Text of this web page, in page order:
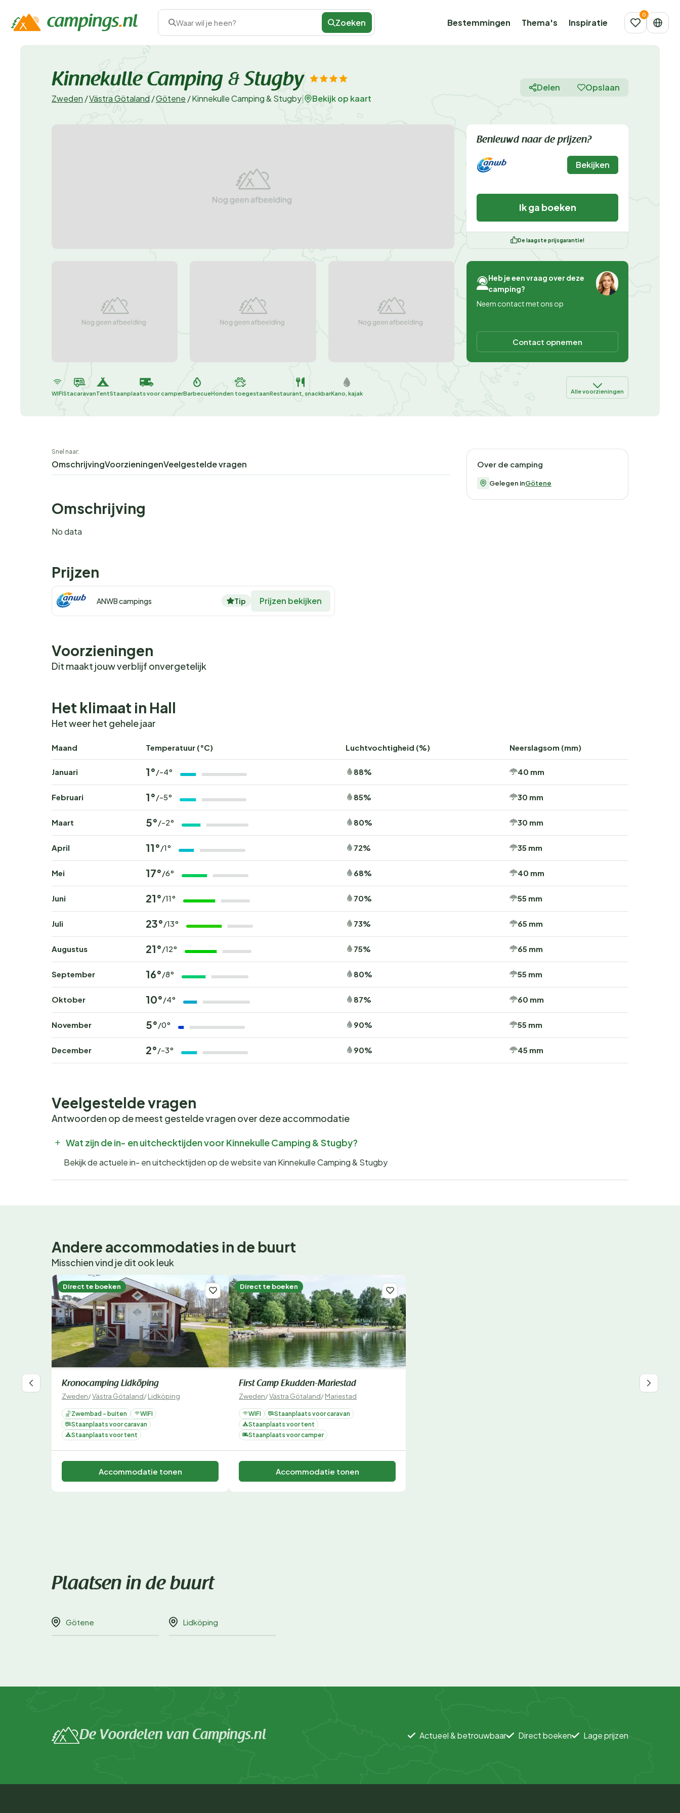
Waar wil je heen? Zoeken Bestemmingen Thema's Inspiratie
Kinnekulle Camping & Stugby
Zweden /Västra Götaland /Götene /Kinnekulle Camping & Stugby Bekijk op kaart
Delen Opslaan
Benieuwd naar de prijzen?
Bekijken
Ik ga boeken
De laagste prijsgarantie!
Heb je een vraag over deze
camping?
Neem contact met ons op
Contact opnemen
WIFIStacaravanTentStaanplaats voor camperBarbecueHonden toegestaanRestaurant, snackbarKano, kajak Alle voorzieningen
Snel naar:
OmschrijvingVoorzieningenVeelgestelde vragen
Omschrijving
No data
Over de camping
Gelegen inGötene
Prijzen
ANWB campings Tip Prijzen bekijken
Voorzieningen
Dit maakt jouw verblijf onvergetelijk
Het klimaat in Hall
Het weer het gehele jaar
Maand Temperatuur (°C) Luchtvochtigheid (%) Neerslagsom (mm)
Januari 1°/-4° 88% 40 mm
Februari 1°/-5° 85% 30 mm
Maart 5°/-2° 80% 30 mm
April 11°/1° 72% 35 mm
Mei 17°/6° 68% 40 mm
Juni 21°/11° 70% 55 mm
Juli 23°/13° 73% 65 mm
Augustus 21°/12° 75% 65 mm
September 16°/8° 80% 55 mm
Oktober 10°/4° 87% 60 mm
November 5°/0° 90% 55 mm
December 2°/-3° 90% 45 mm
Veelgestelde vragen
Antwoorden op de meest gestelde vragen over deze accommodatie
Wat zijn de in- en uitchecktijden voor Kinnekulle Camping & Stugby?
Bekijk de actuele in- en uitchecktijden op de website van Kinnekulle Camping & Stugby
Andere accommodaties in de buurt
Misschien vind je dit ook leuk
Direct te boeken
Kronocamping Lidköping
Zweden/Västra Götaland/Lidköping
Zwembad - buiten
WIFI
Staanplaats voor caravan
Staanplaats voor tent
Accommodatie tonen
Direct te boeken
First Camp Ekudden-Mariestad
Zweden/Västra Götaland/Mariestad
WIFI
Staanplaats voor caravan
Staanplaats voor tent
Staanplaats voor camper
Accommodatie tonen
Plaatsen in de buurt
Götene Lidköping
De Voordelen van Campings.nl Actueel & betrouwbaar Direct boeken Lage prijzen